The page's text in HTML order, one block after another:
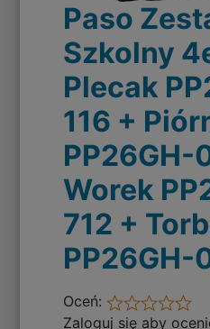
Paso
Szkolny
Plecak
116 +
PP26GH-
Worek
712 +
PP26GH-
Oceń:
Zaloguj się aby